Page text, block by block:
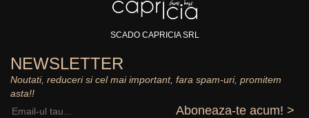
SCADO CAPRICIA SRL
NEWSLETTER
Noutati, reduceri si cel mai important, fara spam-uri, promitem
asta!!
Aboneaza-te acum! >